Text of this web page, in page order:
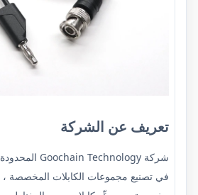
تعريف عن الشركة
شركة Goochain Technology المحدودة